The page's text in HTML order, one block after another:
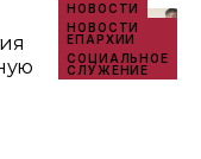
НОВОСТИ
НОВОСТИ
ЕПАРХИИ
СОЦИАЛЬНОЕ
СЛУЖЕНИЕ